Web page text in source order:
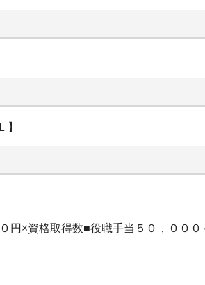
円×資格取得数■役職手当５０，００